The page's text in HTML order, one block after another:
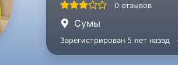
0 отзывов
Сумы
Зарегистрирован 5 лет назад